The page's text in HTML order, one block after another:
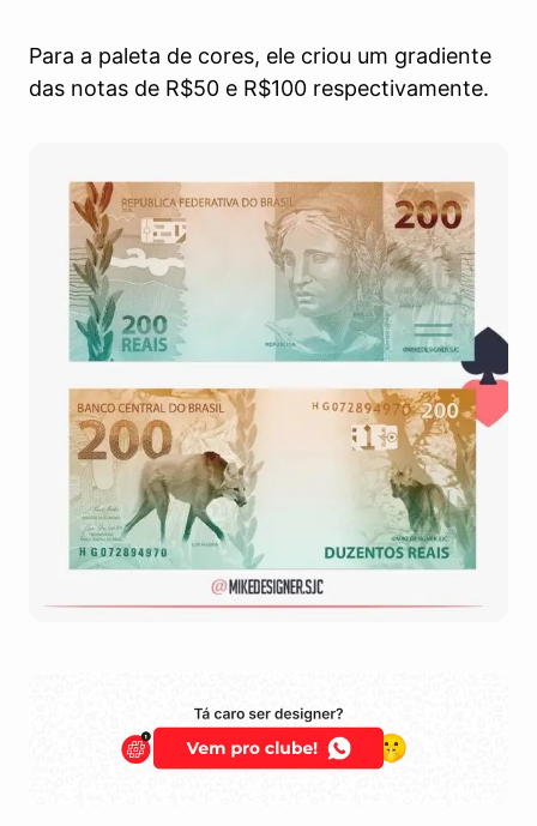
Para a paleta de cores, ele criou um gradiente
das notas de R$50 e R$100 respectivamente.